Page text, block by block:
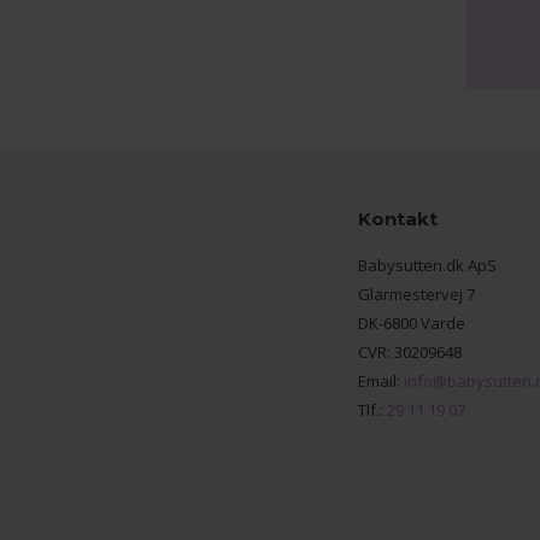
Kontakt
Babysutten.dk ApS
Glarmestervej 7
DK-6800 Varde
CVR: 30209648
Email:
Tlf.: 29 11 19 07